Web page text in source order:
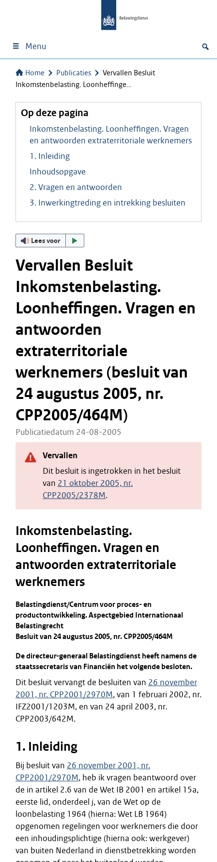
Menu
Home Publicaties
Vervallen Besluit
Inkomstenbelasting. Loonheffinge…
Op deze pagina
Inkomstenbelasting. Loonheffingen. Vragen
en antwoorden extraterritoriale werknemers
1. Inleiding
Inhoudsopgave
2. Vragen en antwoorden
3. Inwerkingtreding en intrekking besluiten
Lees voor
Vervallen Besluit
Inkomstenbelasting.
Loonheffingen. Vragen en
antwoorden
extraterritoriale
werknemers (besluit van
24 augustus 2005, nr.
CPP2005/464M)
Publicatiedatum 24-08-2005
Vervallen
Dit besluit is ingetrokken in het besluit
van 21 oktober 2005, nr.
CPP2005/2378M.
Inkomstenbelasting.
Loonheffingen. Vragen en
antwoorden extraterritoriale
werknemers
Belastingdienst/Centrum voor proces- en
productontwikkeling. Aspectgebied Internationaal
Belastingrecht
Besluit van 24 augustus 2005, nr. CPP2005/464M
De directeur-generaal Belastingdienst heeft namens de
staatssecretaris van Financiën het volgende besloten.
Dit besluit vervangt de besluiten van 26 november
2001, nr. CPP2001/2970M, van 1 februari 2002, nr.
IFZ2001/1203M, en van 24 april 2003, nr.
CPP2003/642M.
1. Inleiding
Bij besluit van 26 november 2001, nr.
CPP2001/2970M, heb ik vragen beantwoord over
de in artikel 2.6 van de Wet IB 2001 en artikel 15a,
eerste lid, onderdeel j, van de Wet op de
loonbelasting 1964 (hierna: Wet LB 1964)
opgenomen regelingen voor werknemers die door
een inhoudingsplichtige (hierna ook: werkgever)
van buiten Nederland in dienstbetrekking worden